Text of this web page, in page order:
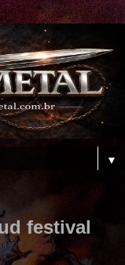
▼
festival